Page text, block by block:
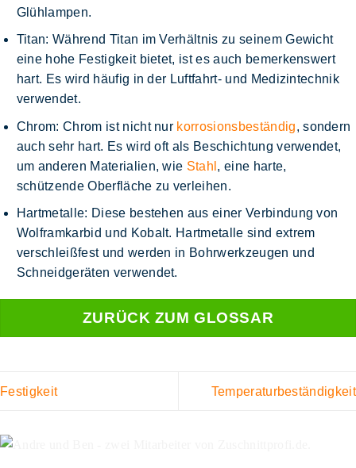
Glühlampen.
Titan: Während Titan im Verhältnis zu seinem Gewicht
eine hohe Festigkeit bietet, ist es auch bemerkenswert
hart. Es wird häufig in der Luftfahrt- und Medizintechnik
verwendet.
Chrom: Chrom ist nicht nur korrosionsbeständig, sondern
auch sehr hart. Es wird oft als Beschichtung verwendet,
um anderen Materialien, wie Stahl , eine harte,
schützende Oberfläche zu verleihen.
Hartmetalle: Diese bestehen aus einer Verbindung von
Wolframkarbid und Kobalt. Hartmetalle sind extrem
verschleißfest und werden in Bohrwerkzeugen und
Schneidgeräten verwendet.
ZURÜCK ZUM GLOSSAR
Festigkeit Temperaturbeständigkeit